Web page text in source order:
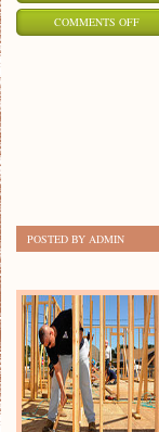
COMMENTS OFFON
POSTED BY ADMIN